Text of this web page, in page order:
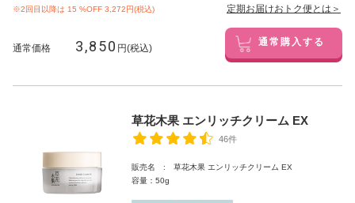
※2回目以降は 15 %OFF 3,272円(税込) 定期お届けおトク便とは＞
通常価格 3,850 円(税込) 通常購入する
草花木果 エンリッチクリーム EX
46件
販売名 : 草花木果 エンリッチクリーム EX
容量：50g